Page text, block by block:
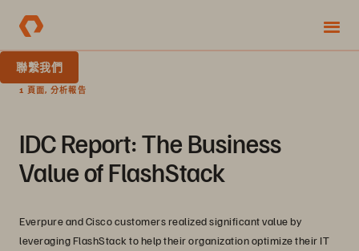
聯繫我們
1 頁面, 分析報告
IDC Report: The Business
Value of FlashStack
Everpure and Cisco customers realized significant value by
leveraging FlashStack to help their organization optimize their IT